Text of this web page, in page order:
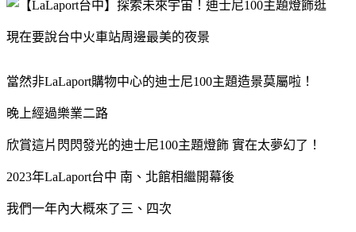
現在要說台中火車站周邊最美的夜景
當然非LaLaport購物中心的迪士尼100主題造景莫屬啦！
晚上經過樂業二路
欣賞這片閃閃發光的迪士尼100主題燈飾 實在太夢幻了！
2023年LaLaport台中 南、北館相繼開幕後
我們一年內大概來了三、四次